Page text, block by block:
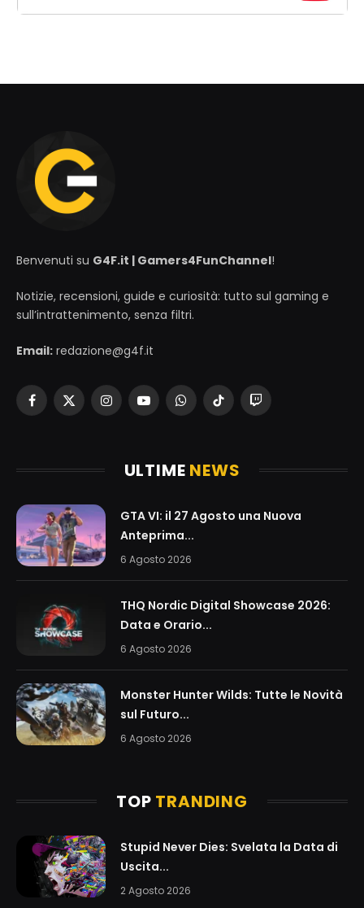
Benvenuti su G4F.it | Gamers4FunChannel!
Notizie, recensioni, guide e curiosità: tutto sul gaming e
sull’intrattenimento, senza filtri.
Email: redazione@g4f.it
Facebook
X
InstagramYouTubeWhatsAppTikTokTwitch
ULTIME NEWS
GTA VI: il 27 Agosto una Nuova
Anteprima...
6 Agosto 2026
THQ Nordic Digital Showcase 2026:
Data e Orario...
6 Agosto 2026
Monster Hunter Wilds: Tutte le Novità
sul Futuro...
6 Agosto 2026
TOP TRANDING
Stupid Never Dies: Svelata la Data di
Uscita...
2 Agosto 2026